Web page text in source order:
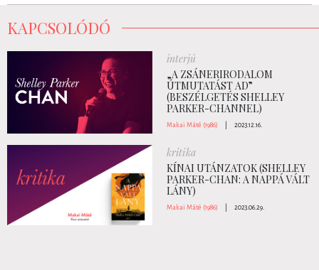
KAPCSOLÓDÓ
interjú
„A ZSÁNERIRODALOM
ÚTMUTATÁST AD”
(BESZÉLGETÉS SHELLEY
PARKER-CHANNEL)
Makai Máté (1986) 2023.12.16.
kritika
KÍNAI UTÁNZATOK (SHELLEY
PARKER-CHAN: A NAPPÁ VÁLT
LÁNY)
Makai Máté (1986) 2023.06.29.